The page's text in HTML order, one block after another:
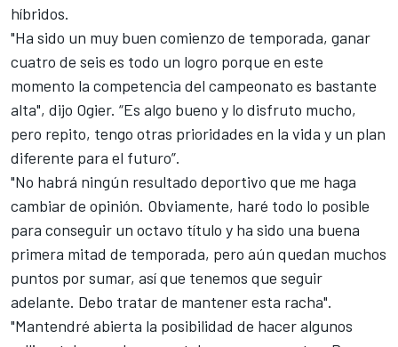
híbridos.
"Ha sido un muy buen comienzo de temporada, ganar
cuatro de seis es todo un logro porque en este
momento la competencia del campeonato es bastante
alta", dijo Ogier. “Es algo bueno y lo disfruto mucho,
pero repito, tengo otras prioridades en la vida y un plan
diferente para el futuro”.
"No habrá ningún resultado deportivo que me haga
cambiar de opinión. Obviamente, haré todo lo posible
para conseguir un octavo título y ha sido una buena
primera mitad de temporada, pero aún quedan muchos
puntos por sumar, así que tenemos que seguir
adelante. Debo tratar de mantener esta racha".
"Mantendré abierta la posibilidad de hacer algunos